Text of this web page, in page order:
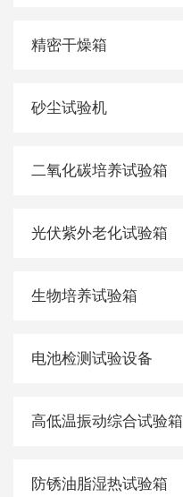
精密干燥箱
砂尘试验机
二氧化碳培养试验箱
光伏紫外老化试验箱
生物培养试验箱
电池检测试验设备
高低温振动综合试验箱
防锈油脂湿热试验箱